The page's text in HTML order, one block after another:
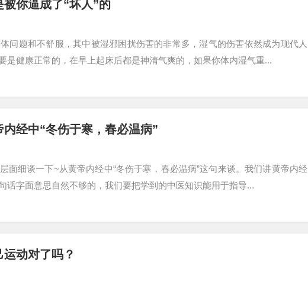
你逼成了“坏人”的
问题和不舒服，其中被湿邪困扰伤害的非常多，湿气的伤害依然成为现代人
是健康正常的，在早上起床后都是神清气爽的，如果你体内湿气重...
经中“冬伤于寒，春必温病”
面细谈一下~从黄帝内经中“冬伤于寒，春必温病”这句来谈。我们讲黄帝内经
话字面意思自然不够的，我们要把学到的中医知识能用于指导...
动对了吗？